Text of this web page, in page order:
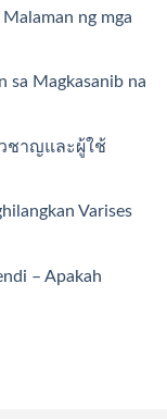
ng mga
sa Magkasanib na
ชาญและผู้ใช้
Varises
– Apakah